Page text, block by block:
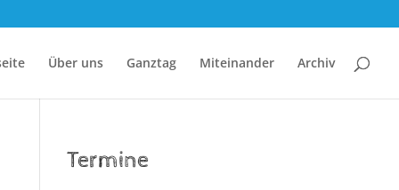
Über uns Ganztag Miteinander Archiv
Termine